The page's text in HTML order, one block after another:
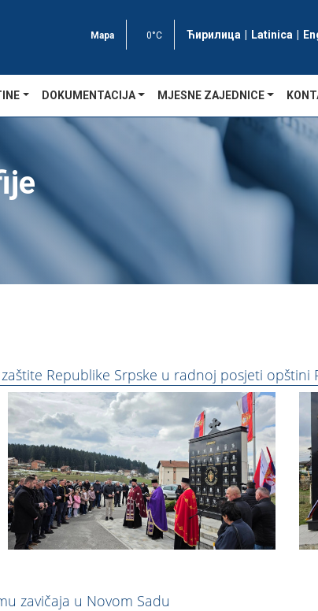
Mapa 0°C Ћирилица | Latinica |
DOKUMENTACIJA MJESNE ZAJEDNICE
Republike Srpske u radnoj posjeti opštini
zavičaja u Novom Sadu